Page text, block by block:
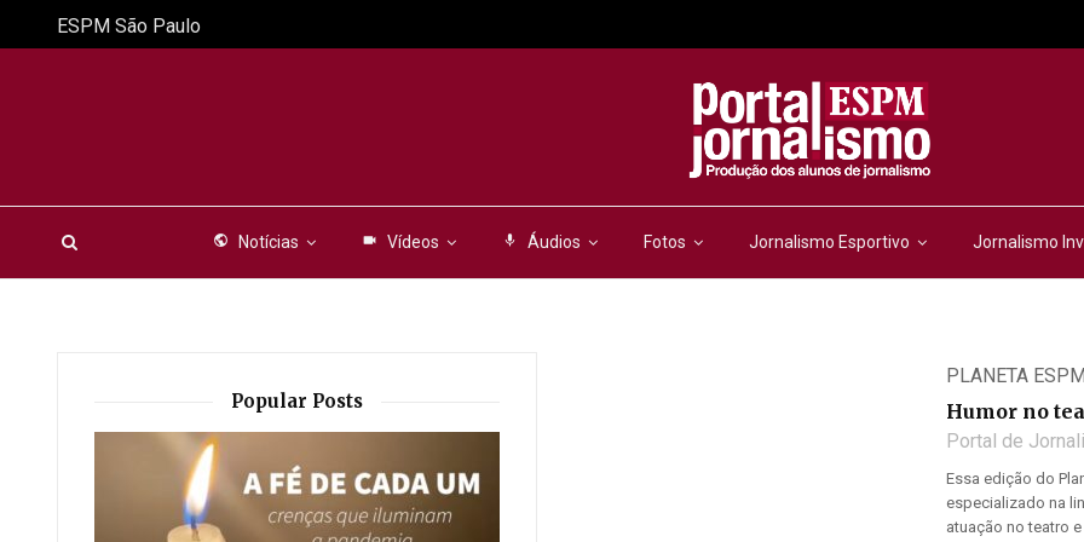
public Notícias videocam Vídeos mic Áudios Fotos Jornalismo Esportivo Jornalismo
ESPM São Paulo
PLANETA
Humor no
Portal de
Essa edição do
especializado na
atuação no teatro
Popular Posts